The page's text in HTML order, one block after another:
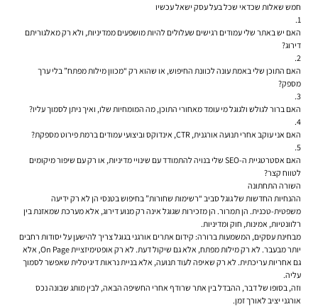
חמש שאלות שכדאי שכל בעל עסק ישאל עכשיו
האם יש באתר שלי עמודים רגישים שעלולים להיות מושפעים ממדיניות, ולא רק מאלגוריתם
דירוג?
האם התוכן שלי באמת עונה לכוונת החיפוש, או שהוא רק “מכוון מילות מפתח” בלי ערך
מספק?
האם ברור לגולש ולגוגל מי עומד מאחורי התוכן, מה המומחיות שלו, ואיך ניתן לסמוך עליו?
האם אני עוקב אחרי תנועה אורגנית, CTR, אינדוקס וביצועי עמודים ברמת פירוט מספקת?
האם אסטרטגיית ה-SEO שלי בנויה להתמודד עם שינויי מדיניות, או רק עם שיפור מיקומים
לטווח קצר?
השורה התחתונה
ההנחיות החדשות של גוגל סביב “רשימות שחורות” בחיפוש בטנסי הן לא רק ידיעה
משפטית-טכנית. הן תמרור. הן מזכירות שגוגל אינה רק מנוע דירוג, אלא מערכת שמאזנת בין
רלוונטיות, אמינות, חוק ומדיניות.
מבחינת עסקים, המשמעות ברורה: קידום אתרים אורגני בגוגל צריך להישען על יסודות רחבים
יותר מבעבר. לא רק מילות מפתח, אלא גם שיקול דעת. לא רק אופטימיזציית On Page, אלא
גם אחריות עריכתית. לא רק שאיפה לעוד תנועה, אלא בניית נראות דיגיטלית שאפשר לסמוך
עליה.
וזה, בסופו של דבר, ההבדל בין אתר שרודף אחרי החשיפה הבאה, לבין מותג שבונה נכס
אורגני יציב לאורך זמן.